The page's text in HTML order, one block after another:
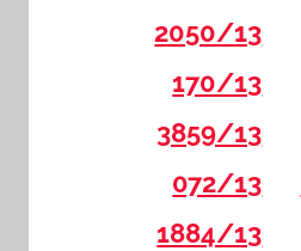
2050/13
170/13
3859/13
072/13
1884/13